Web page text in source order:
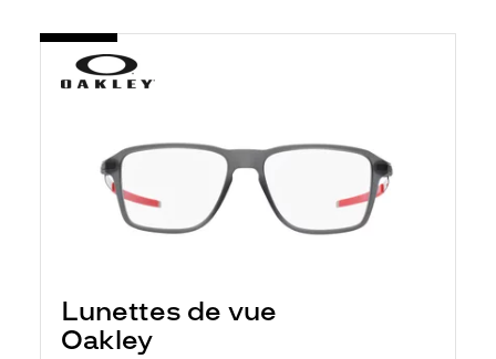
Lunettes de vue
Oakley